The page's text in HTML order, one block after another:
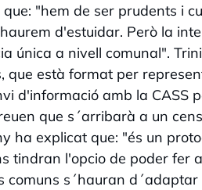
"hem de ser prudents i
d'estuidar. Però la
única a nivell comunal".
que està format per
d'informació amb la CASS
que s´arribarà a un
ha explicat que: "és un
tindran l'opcio de poder fer
s´hauran d´adaptar